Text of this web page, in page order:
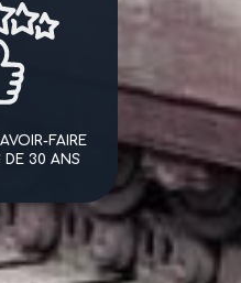
FAIRE
DE 30 ANS